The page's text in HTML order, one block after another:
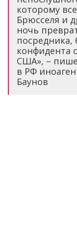
которому
Брюсселя и
ночь
конфидента
США», –
в РФ
Баунов